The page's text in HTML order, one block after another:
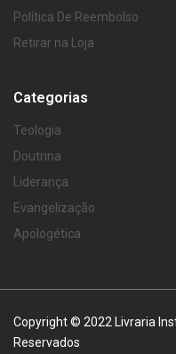
Política De Reembolso
Retirar na Loja
Categorias
Teologia
Doutrina
Liderança
Evangelização
Apologética
Copyright © 2022 Livraria
Reservados